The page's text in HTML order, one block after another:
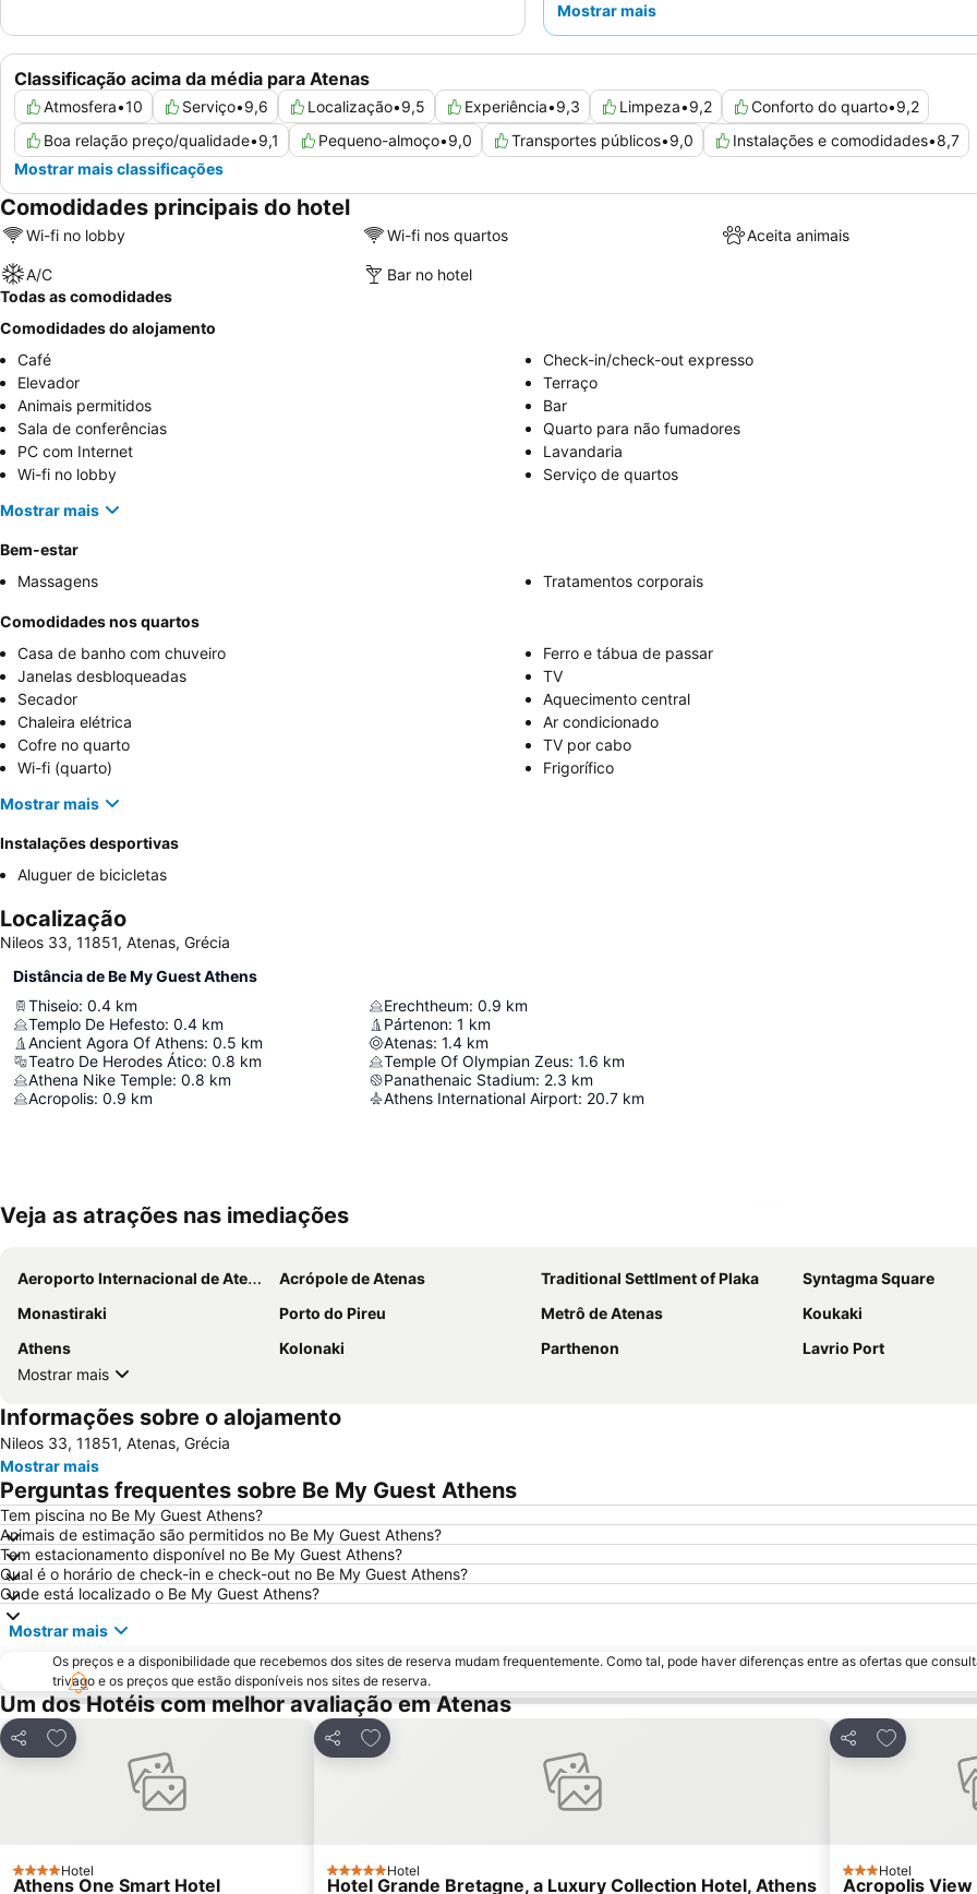
destaque, com opções de "pequeno-almoço para
Mostrar mais
Classificação acima da média para Atenas
Atmosfera•10 Serviço•9,6 Localização•9,5 Experiência•9,3 Limpeza•9,2 Conforto do quarto•9,2
Boa relação preço/qualidade•9,1 Pequeno-almoço•9,0 Transportes públicos•9,0 Instalações e comodidades•8,7
Mostrar mais classificações
Comodidades principais do hotel
Wi-fi no lobby Wi-fi nos quartos Aceita animais
A/C
Bar no hotel
Todas as comodidades
Comodidades do alojamento
Café
Check-in/check-out expresso
Elevador
Terraço
Animais permitidos
Bar
Sala de conferências
Quarto para não fumadores
PC com Internet
Lavandaria
Wi-fi no lobby
Serviço de quartos
Mostrar mais
Bem-estar
Massagens
Tratamentos corporais
Comodidades nos quartos
Casa de banho com chuveiro
Ferro e tábua de passar
Janelas desbloqueadas
TV
Secador
Aquecimento central
Chaleira elétrica
Ar condicionado
Cofre no quarto
TV por cabo
Wi-fi (quarto)
Frigorífico
Mostrar mais
Instalações desportivas
Aluguer de bicicletas
Localização
Nileos 33, 11851, Atenas, Grécia
Distância de Be My Guest Athens
Thiseio: 0.4 km
Templo De Hefesto: 0.4 km
Ancient Agora Of Athens: 0.5 km
Teatro De Herodes Ático: 0.8 km
Athena Nike Temple: 0.8 km
Acropolis: 0.9 km
Erechtheum: 0.9 km
Pártenon: 1 km
Atenas: 1.4 km
Temple Of Olympian Zeus: 1.6 km
Panathenaic Stadium: 2.3 km
Athens International Airport: 20.7 km
Veja as atrações nas imediações
Aeroporto Internacional de Atenas Acrópole de Atenas Traditional Settlment of Plaka
Syntagma Square
Monastiraki
Porto do Pireu Metrô de Atenas
Koukaki
Athens
Kolonaki Parthenon
Lavrio Port
Mostrar mais
Informações sobre o alojamento
Nileos 33, 11851, Atenas, Grécia
Mostrar mais
Perguntas frequentes sobre Be My Guest Athens
Tem piscina no Be My Guest Athens?
Animais de estimação são permitidos no Be My Guest Athens?
Tem estacionamento disponível no Be My Guest Athens?
Qual é o horário de check-in e check-out no Be My Guest Athens?
Onde está localizado o Be My Guest Athens?
Mostrar mais
Os preços e a disponibilidade que recebemos dos sites de reserva mudam frequentemente. Como tal, pode haver diferenças entre as ofertas que
trivago e os preços que estão disponíveis nos sites de reserva.
Um dos Hotéis com melhor avaliação em Atenas
Partilhar
Adicionar aos favoritos
4 Estrelas
Hotel
Athens One Smart Hotel
Partilhar
Adicionar aos favoritos
5 EstrelasHotel
Hotel Grande Bretagne, a Luxury Collection Hotel, Athens
Partilhar
Adicionar
3 Estrelas
Hotel
Acropolis View